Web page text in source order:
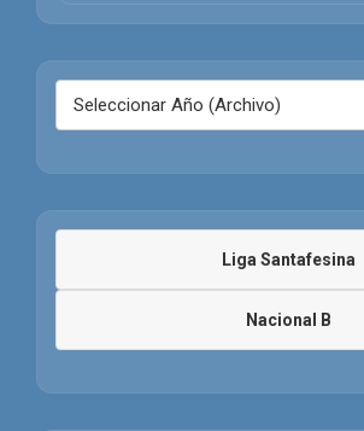
Liga Santafesina
Nacional B